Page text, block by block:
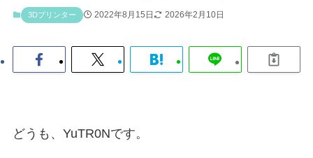
3Dプリンター 2022年8月15日 2026年2月10日
どうも、YuTR0Nです。